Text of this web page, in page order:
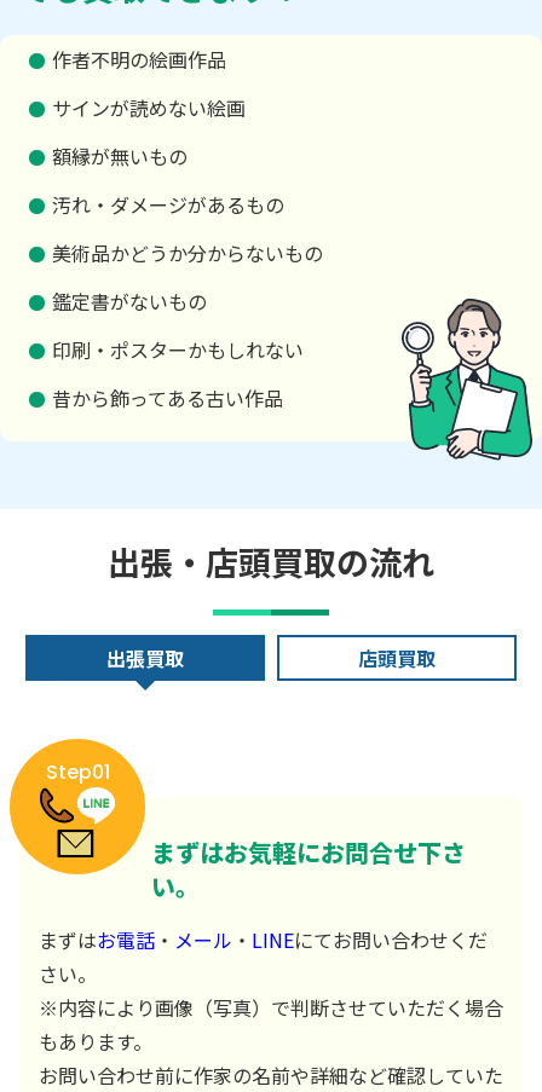
作者不明の絵画作品
サインが読めない絵画
額縁が無いもの
汚れ・ダメージがあるもの
美術品かどうか分からないもの
鑑定書がないもの
印刷・ポスターかもしれない
昔から飾ってある古い作品
出張・店頭買取の流れ
出張買取 店頭買取
Step01
まずはお気軽にお問合せ下さ
い。
まずはお電話 ・ メール ・ LINEにてお問い合わせくだ
さい。
※内容により画像（写真）で判断させていただく場合
もあります。
お問い合わせ前に作家の名前や詳細など確認していた